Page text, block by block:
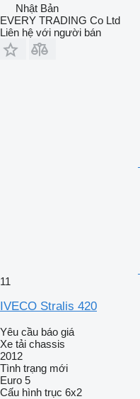
Nhật Bản
EVERY TRADING Co Ltd
Liên hệ với người bán
11
IVECO Stralis 420
Yêu cầu báo giá
Xe tải chassis
2012
Tình trạng mới
Euro 5
Cấu hình trục 6x2